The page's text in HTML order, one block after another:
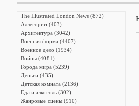
The Illustrated London News (872)
Аллегории (403)
Архитектура (3042)
Военная форма (4407)
Военное дело (1934)
Войны (4081)
Города мира (5239)
Деньги (435)
Детская комната (2136)
Еда и алкоголь (302)
Жанровые сцены (910)